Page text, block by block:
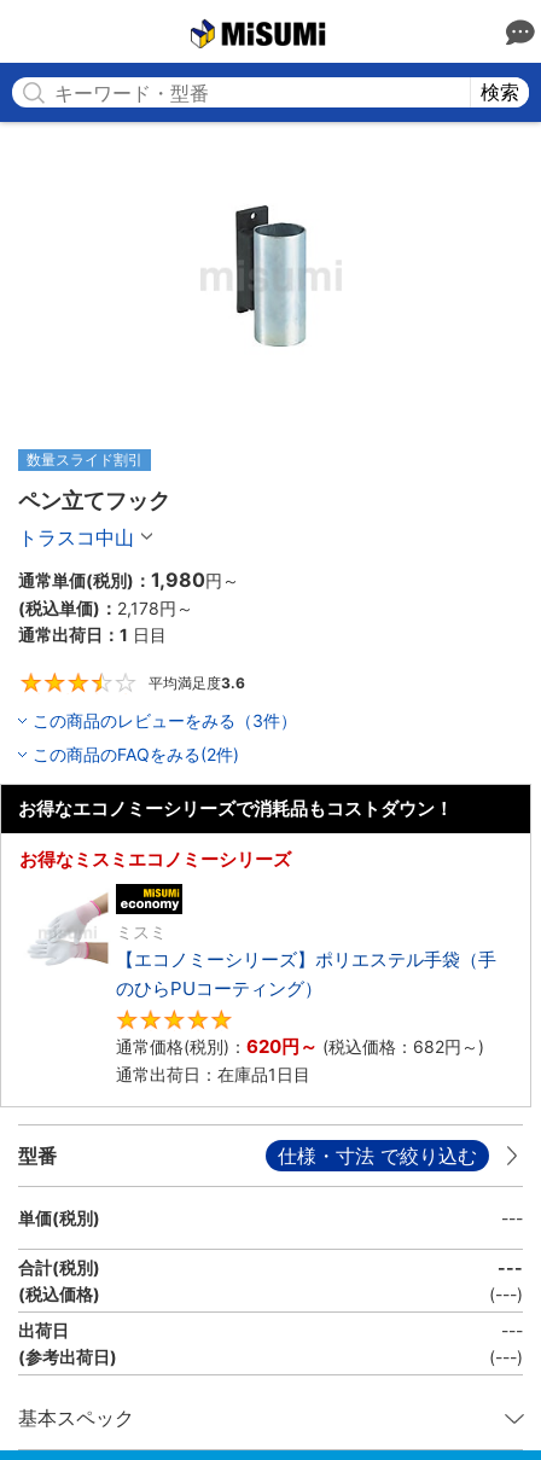
検索
数量スライド割引
ペン立てフック
トラスコ中山
通常単価(税別)： 1,980円 ～
(税込単価)： 2,178円 ～
通常出荷日： 1 日目
平均満足度3.6
この商品のレビューをみる（3件）
この商品のFAQをみる(2件)
お得なエコノミーシリーズで消耗品もコストダウン！
お得なミスミエコノミーシリーズ
ミスミ
【エコノミーシリーズ】ポリエステル手袋（手
のひらPUコーティング）
通常価格(税別)： 620円 ～ (税込価格： 682円 ～)
通常出荷日：在庫品1日目
型番 仕様・寸法 で絞り込む
単価(税別) ---
合計(税別)
(税込価格)
---
(---)
出荷日
(参考出荷日)
---
(---)
基本スペック